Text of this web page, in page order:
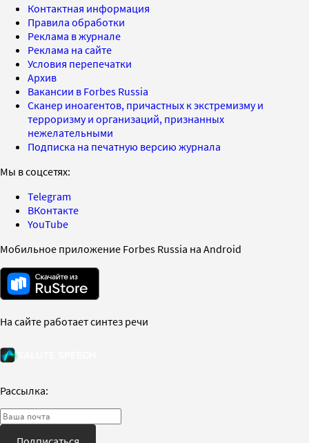
Контактная информация
Правила обработки
Реклама в журнале
Реклама на сайте
Условия перепечатки
Архив
Вакансии в Forbes Russia
Сканер иноагентов, причастных к экстремизму и
терроризму и организаций, признанных
нежелательными
Подписка на печатную версию журнала
Мы в соцсетях:
Telegram
ВКонтакте
YouTube
Мобильное приложение Forbes Russia на Android
На сайте работает синтез речи
Рассылка: